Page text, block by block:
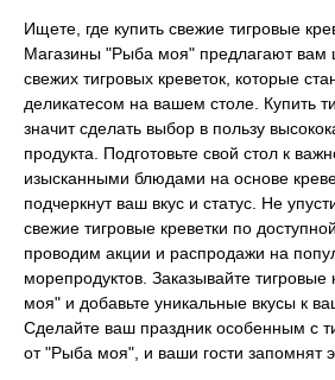
Ищете, где купить свежие тигровые
Магазины "Рыба моя" предлагают вам
свежих тигровых креветок, которые
деликатесом на вашем столе. Купить
значит сделать выбор в пользу
продукта. Подготовьте свой стол к
изысканными блюдами на основе
подчеркнут ваш вкус и статус. Не
свежие тигровые креветки по
проводим акции и распродажи на
морепродуктов. Заказывайте тигровые
моя" и добавьте уникальные вкусы к
Сделайте ваш праздник особенным с
от "Рыба моя", и ваши гости запомнят